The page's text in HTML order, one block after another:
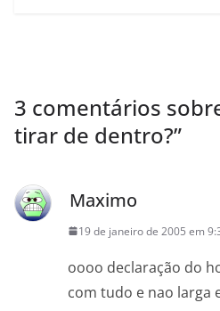
3 comentários
tirar de dentro?”
Maximo
19 de janeiro de 2005 em
oooo declaração do
com tudo e nao larga